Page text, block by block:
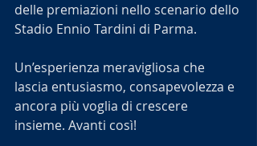
delle premiazioni nello scenario dello
Stadio Ennio Tardini di Parma.
Un’esperienza meravigliosa che
lascia entusiasmo, consapevolezza e
ancora più voglia di crescere
insieme. Avanti così!